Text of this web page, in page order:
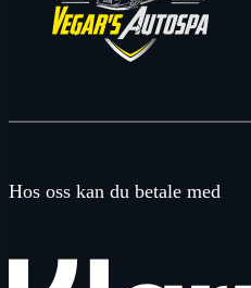
Hos oss kan du betale med